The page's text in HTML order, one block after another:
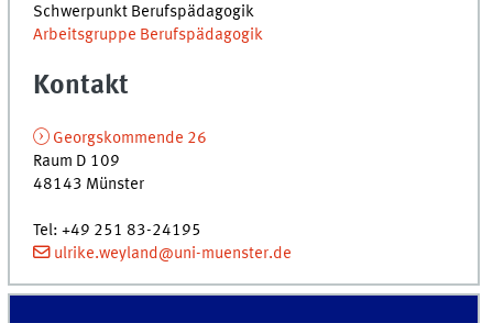
Schwerpunkt Berufspädagogik
Arbeitsgruppe Berufspädagogik
Kontakt
Georgskommende 26
Raum D 109
48143 Münster
Tel:+49 251 83-24195
ulrike.weyland@uni-muenster.de